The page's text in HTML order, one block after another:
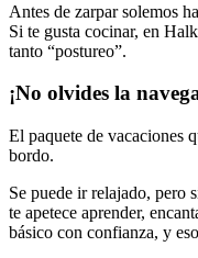
Antes de zarpar solemos
Si te gusta cocinar, en
tanto “postureo”.
¡No olvides la
El paquete de vacaciones
bordo.
Se puede ir relajado, pero
te apetece aprender,
básico con confianza, y